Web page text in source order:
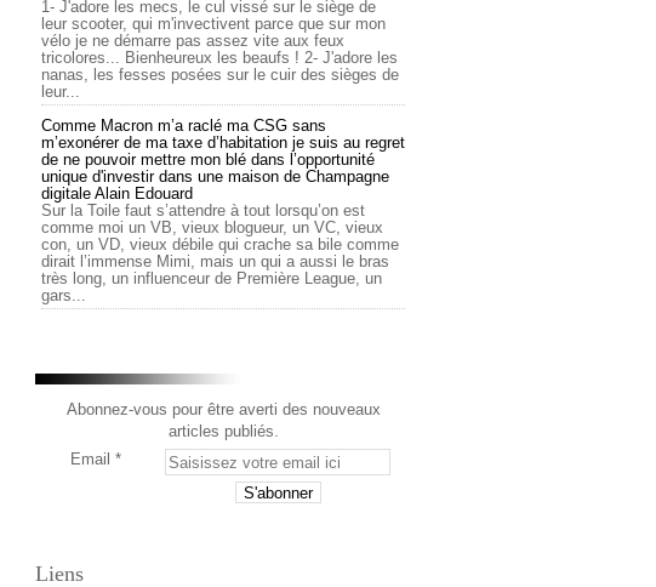
1- J'adore les mecs, le cul vissé sur le siège de
leur scooter, qui m'invectivent parce que sur mon
vélo je ne démarre pas assez vite aux feux
tricolores... Bienheureux les beaufs ! 2- J'adore les
nanas, les fesses posées sur le cuir des sièges de
leur...
Comme Macron m’a raclé ma CSG sans
m’exonérer de ma taxe d’habitation je suis au regret
de ne pouvoir mettre mon blé dans l’opportunité
unique d'investir dans une maison de Champagne
digitale Alain Edouard
Sur la Toile faut s’attendre à tout lorsqu’on est
comme moi un VB, vieux blogueur, un VC, vieux
con, un VD, vieux débile qui crache sa bile comme
dirait l’immense Mimi, mais un qui a aussi le bras
très long, un influenceur de Première League, un
gars...
Abonnez-vous pour être averti des nouveaux
articles publiés.
Email
Liens